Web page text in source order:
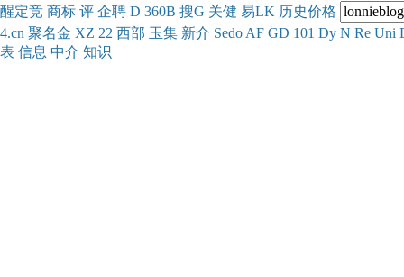
醒定竞 商标 评 企聘 D 360B 搜G 关健 易LK 历史价格
4.cn 聚名金 XZ 22 西部 玉集 新介 Sedo AF GD 101 Dy N Re Uni
表 信息 中介 知识